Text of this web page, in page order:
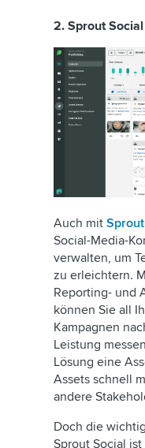
2. Sprout Social
Auch mit
Social-Media-
verwalten, um
zu erleichtern.
Reporting- und
können Sie all
Kampagnen
Leistung
Lösung eine
Assets schnell
andere
Doch die
Sprout Social